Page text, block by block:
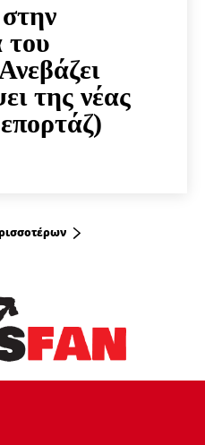
του
της νέας